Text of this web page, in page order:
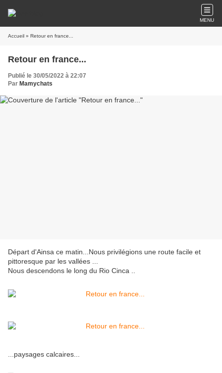
MENU
Accueil » Retour en france...
Retour en france...
Publié le 30/05/2022 à 22:07
Par Mamychats
Départ d'Ainsa ce matin...Nous privilégions une route facile et
pittoresque par les vallées ...
Nous descendons le long du Rio Cinca ..
...paysages calcaires...